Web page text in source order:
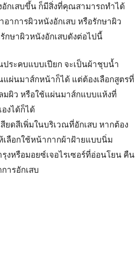
อักเสบขึ้น ก็มีสิ่งที่คุณสามารถทำได้
อาการผิวหนังอักเสบ หรือรักษาผิว
กษาผิวหนังอักเสบดังต่อไปนี้
ระคบแบบเปียก จะเป็นผ้าชุบน้ำ
ผ่นมาส์กหน้าก็ได้ แต่ต้องเลือกสูตรที่
มผิว หรือใช้แผ่นมาส์กแบบแห้งที่
งได้ก็ได้
สียดสีเพิ่มในบริเวณที่อักเสบ หากต้อง
ลือกใช้หน้ากากผ้าฝ้ายแบบนิ่ม
งหรือมอยซ์เจอไรเซอร์ที่อ่อนโยน คืน
ารอักเสบ